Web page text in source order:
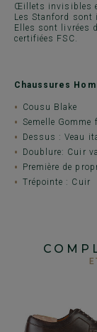
Œillets invisibles
Les Stanford sont
Elles sont livrées
certifiées FSC.
Chaussures
Cousu Blake
Semelle
Dessus : Veau
Doublure: Cuir
Première de
Trépointe : Cuir